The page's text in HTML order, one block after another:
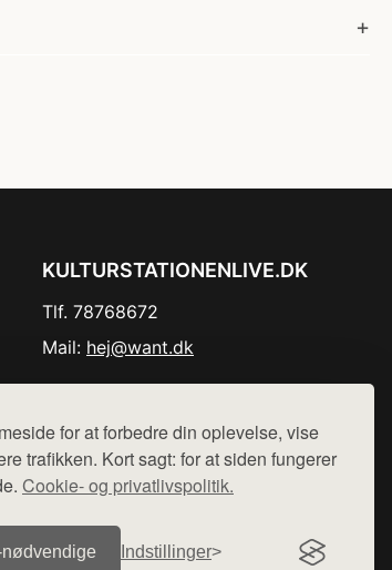
for at forbedre din oplevelse, vise
trafikken. Kort sagt: for at siden fungerer
Cookie- og privatlivspolitik.
Indstillinger
KULTURSTATIONENLIVE.DK
Tlf. 78768672
Mail: hej@want.dk
fra denne side - vi henviser til de shops,